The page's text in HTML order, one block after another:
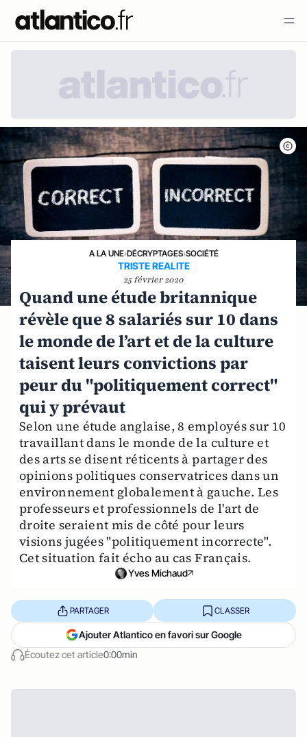
A LA UNE›DÉCRYPTAGES›SOCIÉTÉ
TRISTE REALITE
25 février 2020
Quand une étude britannique
révèle que 8 salariés sur 10 dans
le monde de l’art et de la culture
taisent leurs convictions par
peur du "politiquement correct"
qui y prévaut
Selon une étude anglaise, 8 employés sur 10
travaillant dans le monde de la culture et
des arts se disent réticents à partager des
opinions politiques conservatrices dans un
environnement globalement à gauche. Les
professeurs et professionnels de l'art de
droite seraient mis de côté pour leurs
visions jugées "politiquement incorrecte".
Cet situation fait écho au cas Français.
Yves Michaud
Écoutez cet article0:00min
PARTAGER CLASSER
Ajouter Atlantico en favori sur Google